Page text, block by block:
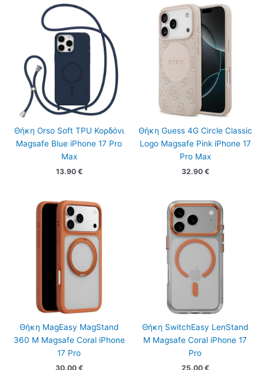
Θήκη Orso Soft TPU Κορδόνι
Magsafe Blue iPhone 17 Pro
Max
13.90 €
Θήκη Guess 4G Circle Classic
Logo Magsafe Pink iPhone 17
Pro Max
32.90 €
Θήκη MagEasy MagStand
360 M Magsafe Coral iPhone
17 Pro
30.00 €
Θήκη SwitchEasy LenStand
M Magsafe Coral iPhone 17
Pro
25.00 €